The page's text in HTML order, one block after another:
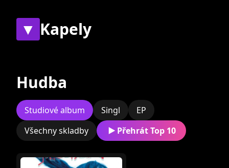
▼ Kapely
Zatím nebyly přiřazeny
žádné skupiny.
Hudba
Studiové album Singl
EP
Všechny skladby
Přehrát Top 10